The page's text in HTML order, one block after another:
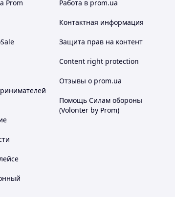
Prom Работа в prom.ua
Контактная информация
Защита прав на контент
Content right protection
Отзывы о prom.ua
Помощь Силам обороны
(Volonter by Prom)